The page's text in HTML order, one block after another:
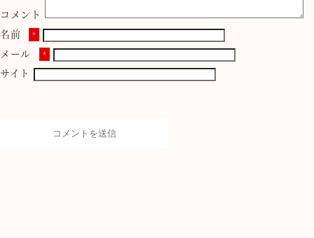
コメント
名前
*
メール *
サイト